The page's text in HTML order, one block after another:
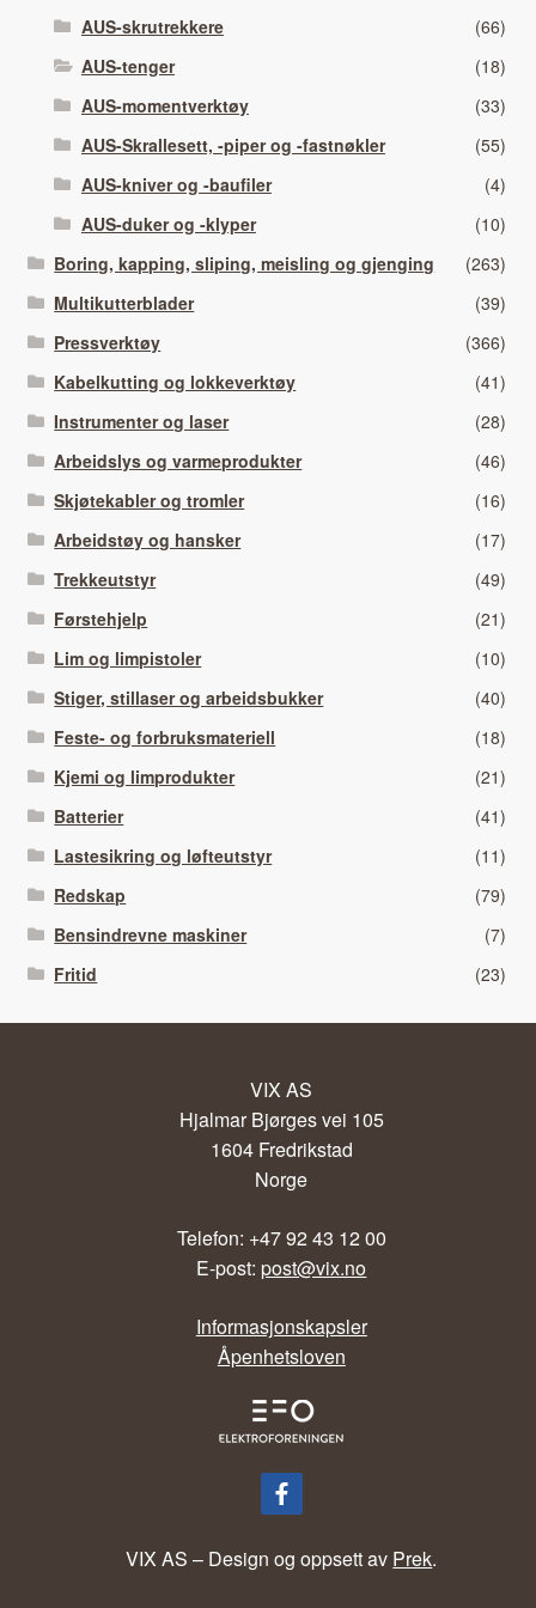
AUS-skrutrekkere
(66)
AUS-tenger
(18)
AUS-momentverktøy
(33)
AUS-Skrallesett, -piper og -fastnøkler
(55)
AUS-kniver og -baufiler
(4)
AUS-duker og -klyper
(10)
Boring, kapping, sliping, meisling og gjenging
(263)
Multikutterblader
(39)
Pressverktøy
(366)
Kabelkutting og lokkeverktøy
(41)
Instrumenter og laser
(28)
Arbeidslys og varmeprodukter
(46)
Skjøtekabler og tromler
(16)
Arbeidstøy og hansker
(17)
Trekkeutstyr
(49)
Førstehjelp
(21)
Lim og limpistoler
(10)
Stiger, stillaser og arbeidsbukker
(40)
Feste- og forbruksmateriell
(18)
Kjemi og limprodukter
(21)
Batterier
(41)
Lastesikring og løfteutstyr
(11)
Redskap
(79)
Bensindrevne maskiner
(7)
Fritid
(23)
VIX AS
Hjalmar Bjørges vei 105
1604 Fredrikstad
Norge
Telefon: +47 92 43 12 00
E-post:post@vix.no
Informasjonskapsler
Åpenhetsloven
VIX AS – Design og oppsett av Prek.